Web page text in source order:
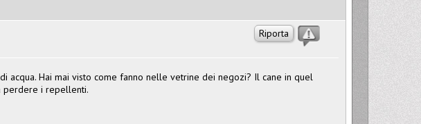
Riporta
acqua. Hai mai visto come fanno nelle vetrine dei negozi? Il cane in quel
perdere i repellenti.